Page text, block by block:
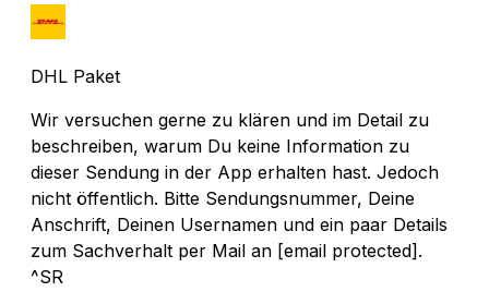
DHL Paket
Wir versuchen gerne zu klären und im Detail zu
beschreiben, warum Du keine Information zu
dieser Sendung in der App erhalten hast. Jedoch
nicht öffentlich. Bitte Sendungsnummer, Deine
Anschrift, Deinen Usernamen und ein paar Details
zum Sachverhalt per Mail an [email protected].
^SR